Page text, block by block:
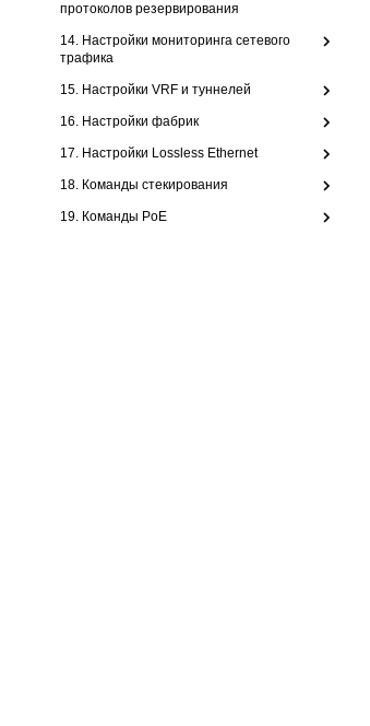
протоколов резервирования
14. Настройки мониторинга сетевого
трафика
15. Настройки VRF и туннелей
16. Настройки фабрик
17. Настройки Lossless Ethernet
18. Команды стекирования
19. Команды PoE